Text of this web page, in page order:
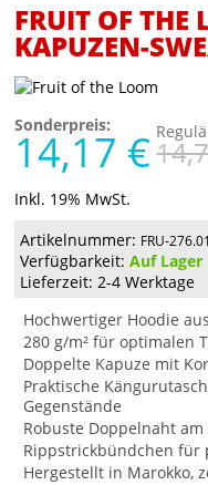
FRUIT OF THE
KAPUZEN-
Sonderpreis:
14,17 €
Inkl. 19% MwSt.
Artikelnummer: FRU-276.01
Verfügbarkeit:Auf Lager
Lieferzeit: 2-4 Werktage
Hochwertiger Hoodie
280 g/m² für optimalen
Doppelte Kapuze mit
Praktische
Gegenstände
Robuste Doppelnaht
Rippstrickbündchen für
Hergestellt in Marokko,